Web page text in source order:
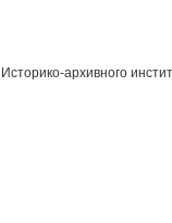
архивного